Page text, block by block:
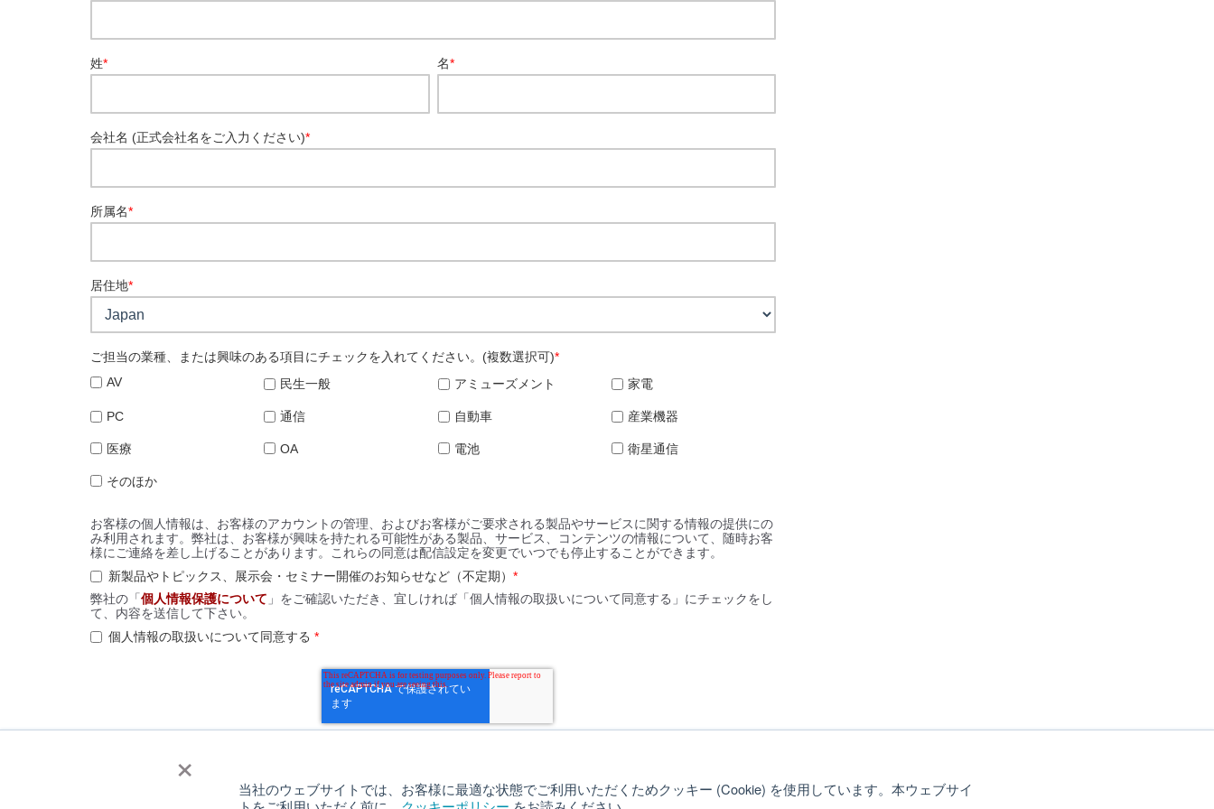
×
当社のウェブサイトでは、お客様に最適な状態でご利用いただくためクッキー (Cookie) を使用しています。本ウェブサイ
姓* 名*
会社名 (正式会社名をご入力ください)*
所属名*
居住地*
ご担当の業種、または興味のある項目にチェックを入れてください。(複数選択可)*
AV
民生一般 アミューズメント 家電
PC 通信 自動車 産業機器
医療 OA 電池 衛星通信
そのほか
お客様の個人情報は、お客様のアカウントの管理、およびお客様がご要求される製品やサービスに関する情報の提供にの
み利用されます。弊社は、お客様が興味を持たれる可能性がある製品、サービス、コンテンツの情報について、随時お客
様にご連絡を差し上げることがあります。これらの同意は配信設定を変更でいつでも停止することができます。
新製品やトピックス、展示会・セミナー開催のお知らせなど（不定期） *
弊社の「 個人情報保護について 」をご確認いただき、宜しければ「個人情報の取扱いについて同意する」にチェックをし
て、内容を送信して下さい。
個人情報の取扱いについて同意する *